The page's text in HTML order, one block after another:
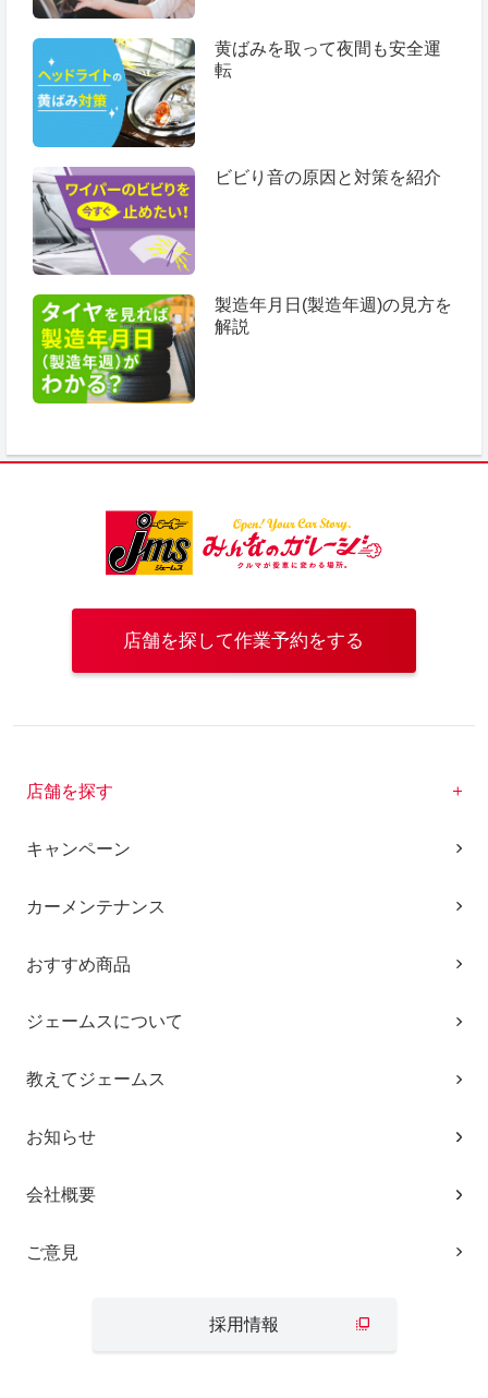
黄ばみを取って夜間も安全運
転
ビビり音の原因と対策を紹介
製造年月日(製造年週)の見方を
解説
店舗を探して作業予約をする
店舗を探す
キャンペーン
カーメンテナンス
おすすめ商品
ジェームスについて
教えてジェームス
お知らせ
会社概要
ご意見
採用情報